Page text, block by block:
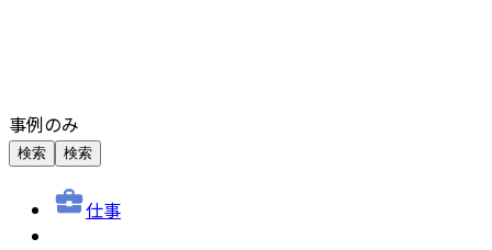
事例のみ
検索 検索
仕事